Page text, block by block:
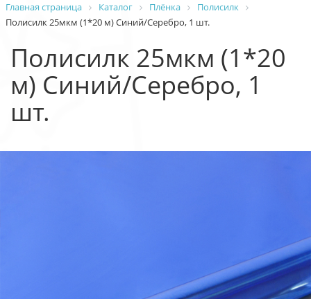
Главная страница Каталог Плёнка
Полисилк
Полисилк 25мкм (1*20 м) Синий/Серебро, 1 шт.
Полисилк 25мкм (1*20
м) Синий/Серебро, 1
шт.